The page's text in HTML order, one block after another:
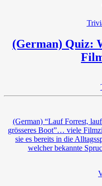
(German) Quiz:
(German) “Lauf Forrest,
grösseres Boot”… viele
sie es bereits in die
welcher bekannte